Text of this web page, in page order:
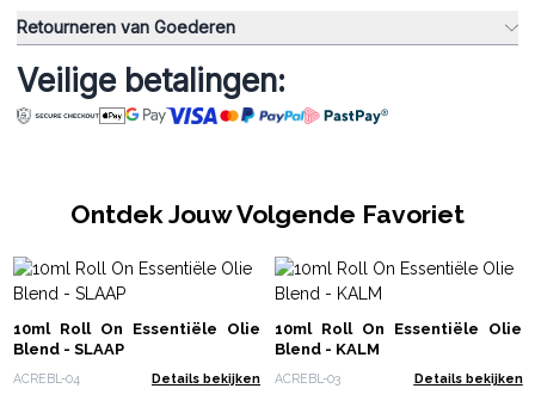
Retourneren van Goederen
Veilige betalingen:
Ontdek Jouw Volgende Favoriet
10ml Roll On Essentiële Olie
Blend - SLAAP
ACREBL-04 Details bekijken
10ml Roll On Essentiële Olie
Blend - KALM
ACREBL-03 Details bekijken